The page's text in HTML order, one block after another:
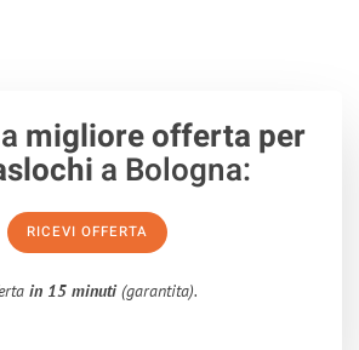
migliore offerta per
a Bologna:
RICEVI OFFERTA
in 15 minuti (garantita).